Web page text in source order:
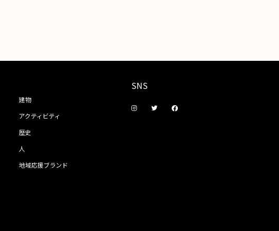
建物
アクティビティ
歴史
人
地域応援ブランド
SNS